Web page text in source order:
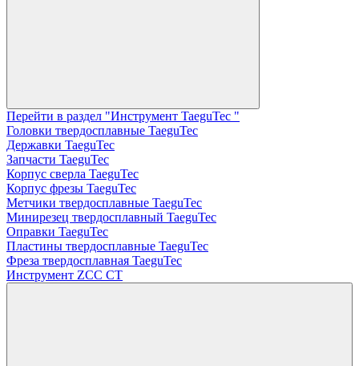
Перейти в раздел "Инструмент TaeguTec "
Головки твердосплавные TaeguTec
Державки TaeguTec
Запчасти TaeguTec
Корпус сверла TaeguTec
Корпус фрезы TaeguTec
Метчики твердосплавные TaeguTec
Минирезец твердосплавный TaeguTec
Оправки TaeguTec
Пластины твердосплавные TaeguTec
Фреза твердосплавная TaeguTec
Инструмент ZCС CT